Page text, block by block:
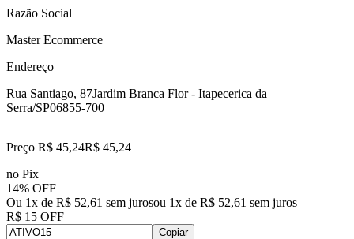
Razão Social
Master Ecommerce
Endereço
Rua Santiago, 87Jardim Branca Flor - Itapecerica da
Serra/SP06855-700
Preço R$ 45,24R$ 45,24
no Pix
14% OFF
Ou 1x de R$ 52,61 sem jurosou 1x de R$ 52,61 sem juros
R$ 15 OFF
Copiar